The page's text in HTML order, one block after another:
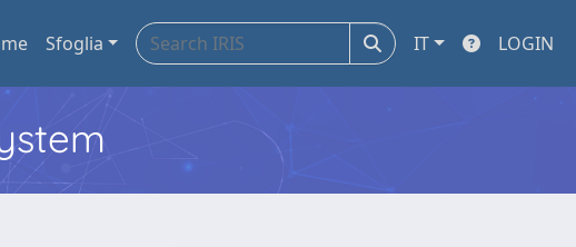
Sfoglia IT LOGIN